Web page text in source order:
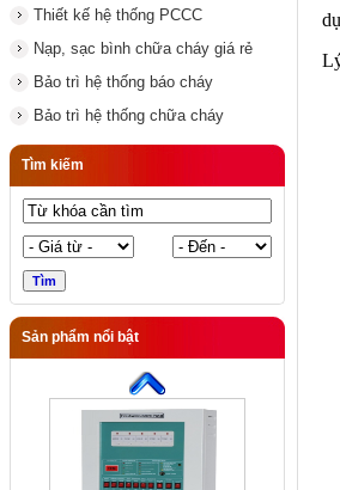
Thiết kế hệ thống PCCC
Nạp, sạc bình chữa cháy giá rẻ
Bảo trì hệ thống báo cháy
Bảo trì hệ thống chữa cháy
Tìm kiếm
Sản phẩm nổi bật